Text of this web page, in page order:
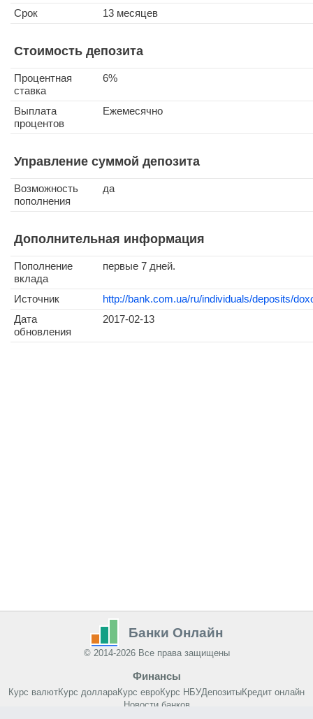
Срок
13 месяцев
Стоимость депозита
Процентная
ставка
6%
Выплата
процентов
Ежемесячно
Управление суммой депозита
Возможность
пополнения
да
Дополнительная информация
Пополнение
вклада
первые 7 дней.
Источник
http://bank.com.ua/ru/individuals/deposits/
Дата
обновления
2017-02-13
Банки Онлайн
© 2014-2026 Все права защищены
Финансы
Курс валютКурс доллараКурс евроКурс НБУДепозитыКредит онлайн
Новости банков